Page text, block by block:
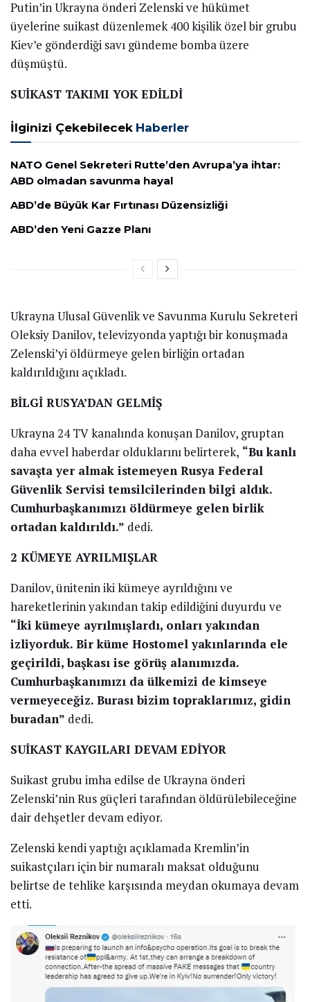
Ukrayna duyurdu: Suikast
takımı yok edildi! Rusya’nın
yeni planı…
by Spor Haber 3 Mart 2022
Geçtiğimiz günlerde Rusya Devlet Lideri Vladimir
Putin’in Ukrayna önderi Zelenski ve hükümet
üyelerine suikast düzenlemek 400 kişilik özel bir grubu
Kiev’e gönderdiği savı gündeme bomba üzere
düşmüştü.
İlginizi Çekebilecek Haberler
NATO Genel Sekreteri Rutte’den Avrupa’ya ihtar:
ABD olmadan savunma hayal
ABD’de Büyük Kar Fırtınası Düzensizliği
ABD’den Yeni Gazze Planı
Ukrayna Ulusal Güvenlik ve Savunma Kurulu Sekreteri
Oleksiy Danilov, televizyonda yaptığı bir konuşmada
Zelenski’yi öldürmeye gelen birliğin ortadan
kaldırıldığını açıkladı.
daha evvel haberdar olduklarını belirterek,“Bu kanlı
savaşta yer almak istemeyen Rusya Federal
Güvenlik Servisi temsilcilerinden bilgi aldık.
ortadan kaldırıldı.”dedi.
2 KÜMEYE AYRILMIŞLAR
hareketlerinin yakından takip edildiğini duyurdu ve
“İki kümeye ayrılmışlardı, onları yakından
izliyorduk. Bir küme Hostomel yakınlarında ele
geçirildi, başkası ise görüş alanımızda.